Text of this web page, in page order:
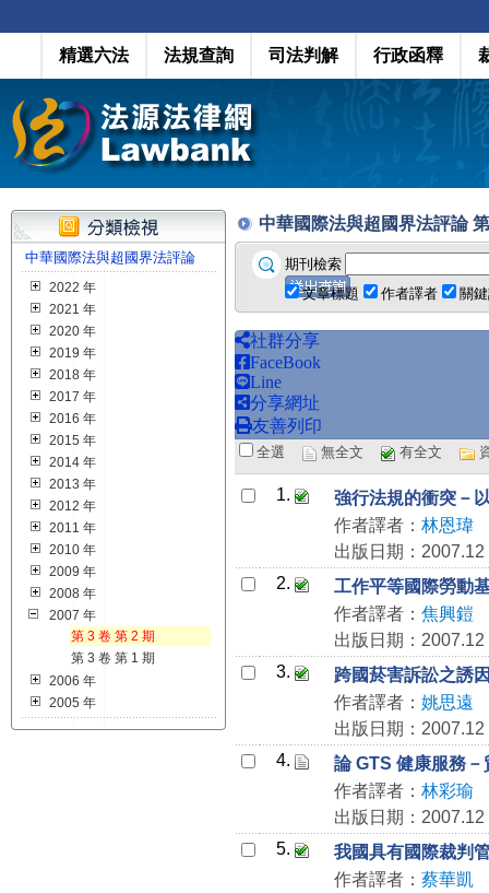
精選六法 法規查詢 司法判解 行政函釋
中華國際法與超國界法評論
2022 年
2021 年
2020 年
2019 年
2018 年
2017 年
2016 年
2015 年
2014 年
2013 年
2012 年
2011 年
2010 年
2009 年
2008 年
2007 年
第 3 卷 第 2 期
第 3 卷 第 1 期
2006 年
2005 年
中華國際法與超國界法評論
期刊檢索
文章標題
作者譯者 關
社群分享
FaceBook
Line
分享網址
友善列印
全選 無全文 有全文
1.
強行法規的衝突－
作者譯者： 林恩瑋
出版日期：2007.12
2.
工作平等國際勞動
作者譯者： 焦興鎧
出版日期：2007.12
3.
跨國菸害訴訟之誘
作者譯者： 姚思遠
出版日期：2007.12
4.
論 GTS 健康服務
作者譯者： 林彩瑜
出版日期：2007.12
5.
我國具有國際裁判
作者譯者： 蔡華凱